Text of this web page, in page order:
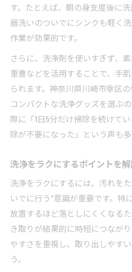
す。たとえば、朝の身支度後に
器洗いのついでにシンクも軽く
作業が効果的です。
さらに、洗浄剤を使いすぎず、
重曹などを活用することで、手
られます。神奈川県川崎市幸区の
コンパクトな洗浄グッズを選ぶ
際に「1日5分だけ掃除を続けて
除が不要になった」という声も多
洗浄をラクにするポイントを
洗浄をラクにするには、汚れを
いでに行う”意識が重要です。特
放置するほど落としにくくなる
き取りが結果的に時短につなが
やすさを重視し、取り出しやす
う。